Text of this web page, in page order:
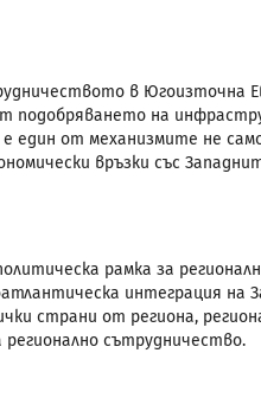
в Югоизточна
подобряването на
един от механизмите не
връзки със
рамка за
интеграция на
страни от региона,
сътрудничество.